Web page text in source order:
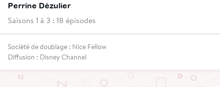
Perrine Dézulier
Saisons 1 à 3 : 18 épisodes
Société de doublage : Nice Fellow
Diffusion : Disney Channel